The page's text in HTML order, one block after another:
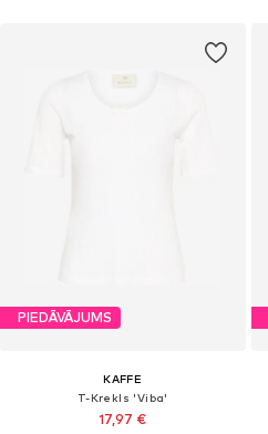
PIEDĀVĀJUMS
KAFFE
T-Krekls 'Viba'
17,97 €